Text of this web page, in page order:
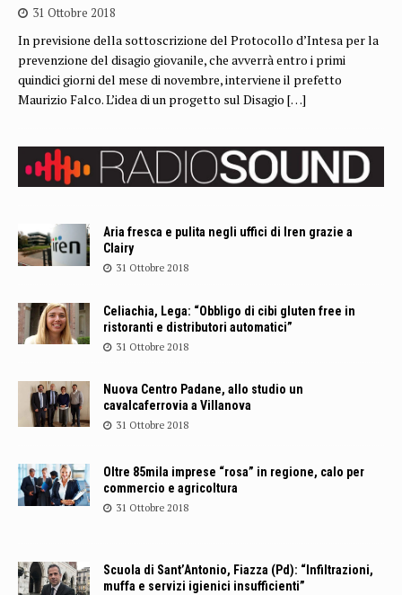
31 Ottobre 2018
In previsione della sottoscrizione del Protocollo d’Intesa per la
prevenzione del disagio giovanile, che avverrà entro i primi
quindici giorni del mese di novembre, interviene il prefetto
Maurizio Falco. L’idea di un progetto sul Disagio […]
Aria fresca e pulita negli uffici di Iren grazie a
Clairy
31 Ottobre 2018
Celiachia, Lega: “Obbligo di cibi gluten free in
ristoranti e distributori automatici”
31 Ottobre 2018
Nuova Centro Padane, allo studio un
cavalcaferrovia a Villanova
31 Ottobre 2018
Oltre 85mila imprese “rosa” in regione, calo per
commercio e agricoltura
31 Ottobre 2018
Scuola di Sant’Antonio, Fiazza (Pd): “Infiltrazioni,
muffa e servizi igienici insufficienti”